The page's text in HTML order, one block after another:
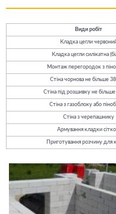
Види робіт
Кладка цегли
Кладка цегли силікатна
Монтаж перегородок з
Стіна чорнова не більше
Стіна під розшивку не
Стіна з газоблоку або
Стіна з черепашнику
Армування кладки
Приготування розчину для